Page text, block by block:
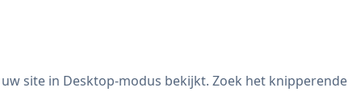
uw site in Desktop-modus bekijkt. Zoek het knipperende